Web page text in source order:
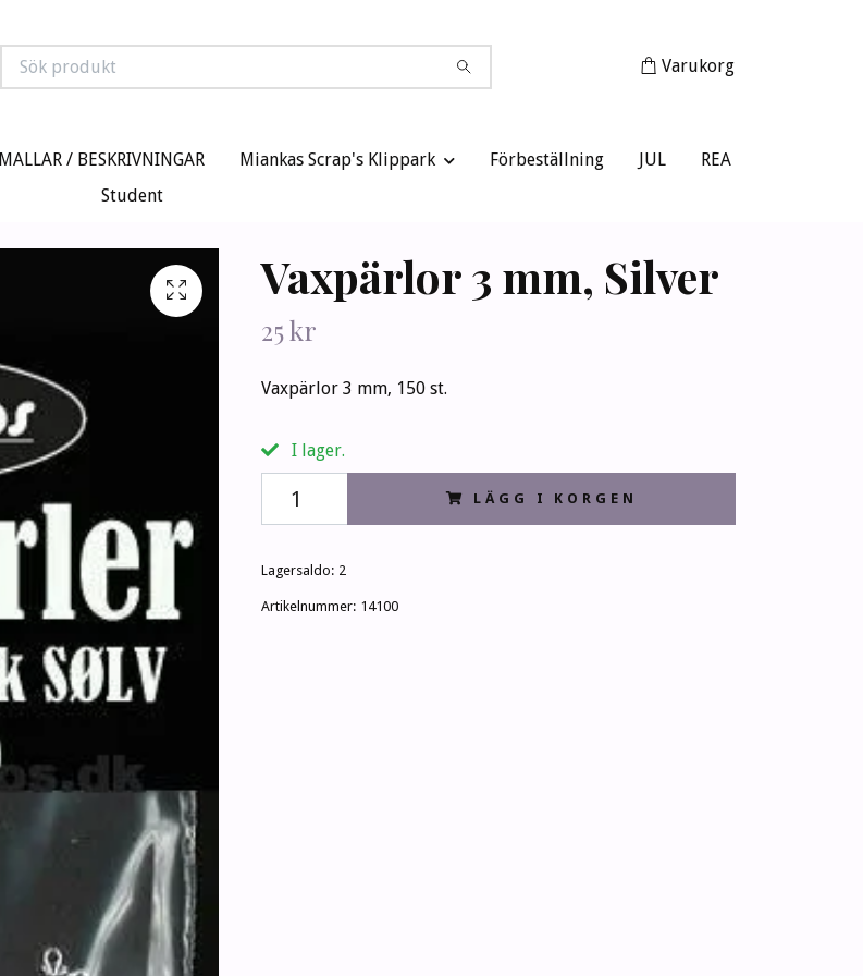
Varukorg
MALLAR / BESKRIVNINGAR Miankas Scrap's Klippark Förbeställning JUL
REA
Student
Vaxpärlor 3 mm, Silver
25 kr
Vaxpärlor 3 mm, 150 st.
I lager.
LÄGG I KORGEN
Lagersaldo: 2
Artikelnummer: 14100